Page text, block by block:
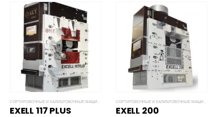
СОРТИРОВОЧНЫЕ И КАЛИБРОВОЧНЫЕ МАШИНЫ EXCELL
EXELL 117 PLUS
СОРТИРОВОЧНЫЕ И КАЛИБРОВОЧНЫЕ МАШИНЫ EXCELL
EXELL 200